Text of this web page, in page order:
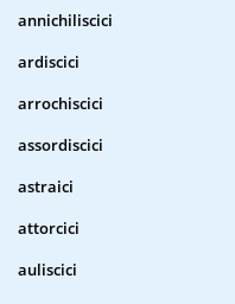
annichiliscici
ardiscici
arrochiscici
assordiscici
astraici
attorcici
auliscici